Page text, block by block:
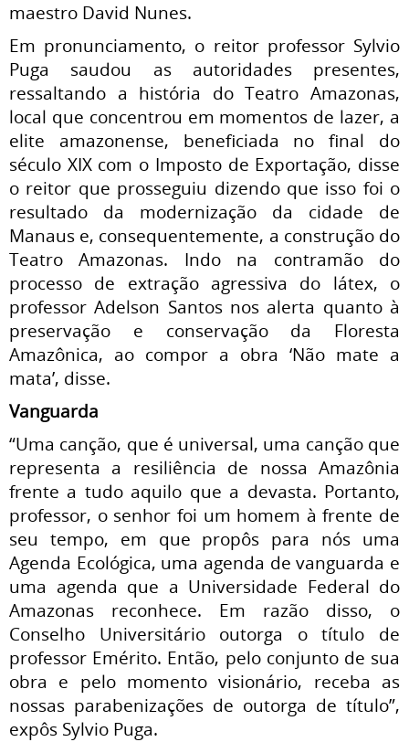
maestro David Nunes.
Em pronunciamento, o reitor professor Sylvio
Puga saudou as autoridades presentes,
ressaltando a história do Teatro Amazonas,
local que concentrou em momentos de lazer, a
elite amazonense, beneficiada no final do
século XIX com o Imposto de Exportação, disse
o reitor que prosseguiu dizendo que isso foi o
resultado da modernização da cidade de
Manaus e, consequentemente, a construção do
Teatro Amazonas. Indo na contramão do
processo de extração agressiva do látex, o
professor Adelson Santos nos alerta quanto à
preservação e conservação da Floresta
Amazônica, ao compor a obra ‘Não mate a
mata’, disse.
Vanguarda
“Uma canção, que é universal, uma canção que
representa a resiliência de nossa Amazônia
frente a tudo aquilo que a devasta. Portanto,
professor, o senhor foi um homem à frente de
seu tempo, em que propôs para nós uma
Agenda Ecológica, uma agenda de vanguarda e
uma agenda que a Universidade Federal do
Amazonas reconhece. Em razão disso, o
Conselho Universitário outorga o título de
professor Emérito. Então, pelo conjunto de sua
obra e pelo momento visionário, receba as
nossas parabenizações de outorga de título”,
expôs Sylvio Puga.